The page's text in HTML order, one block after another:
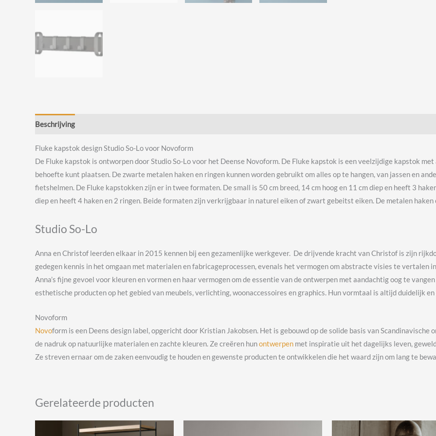
Beschrijving
Fluke kapstok design Studio So-Lo voor Novoform
De Fluke kapstok is ontworpen door Studio So-Lo voor het Deense Novoform. De Fluke kapstok is een veelzijdige kapstok met
behoefte kunt plaatsen. De zwarte metalen haken en ringen kunnen worden gebruikt om alles op te hangen, van jassen en
fietshelmen. De Fluke kapstokken zijn er in twee formaten. De small is 50 cm breed, 14 cm hoog en 11 cm diep en heeft 3
diep en heeft 4 haken en 2 ringen. Beide formaten zijn verkrijgbaar in naturel eiken of zwart gebeitst eiken. De metalen
Studio So-Lo
Anna en Christof leerden elkaar in 2015 kennen bij een gezamenlijke werkgever. De drijvende kracht van Christof is zijn
gedegen kennis in het omgaan met materialen en fabricageprocessen, evenals het vermogen om abstracte visies te vertalen
Anna’s fijne gevoel voor kleuren en vormen en haar vermogen om de essentie van de ontwerpen met aandachtig oog te
esthetische producten op het gebied van meubels, verlichting, woonaccessoires en graphics. Hun vormtaal is altijd duidelijk
Novoform
Novoform is een Deens design label, opgericht door Kristian Jakobsen. Het is gebouwd op de solide basis van
de nadruk op natuurlijke materialen en zachte kleuren. Ze creëren hunontwerpen met inspiratie uit het dagelijks leven,
Ze streven ernaar om de zaken eenvoudig te houden en gewenste producten te ontwikkelen die het waard zijn om lang te
Gerelateerde producten